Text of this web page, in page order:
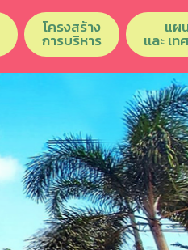
โครงสร้าง
การบริหาร
แผ
เเละ